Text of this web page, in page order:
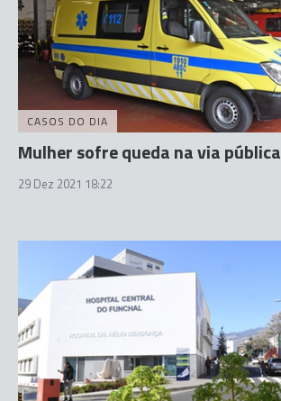
CASOS DO DIA
Mulher sofre queda na via pública
29 Dez 2021 18:22